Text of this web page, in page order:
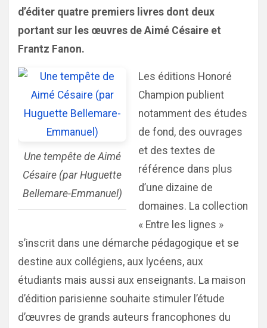
d’éditer quatre premiers livres dont deux
portant sur les œuvres de Aimé Césaire et
Frantz Fanon.
Une tempête de Aimé
Césaire (par Huguette
Bellemare-Emmanuel)
Les éditions Honoré
Champion publient
notamment des études
de fond, des ouvrages
et des textes de
référence dans plus
d’une dizaine de
domaines. La collection
« Entre les lignes »
s’inscrit dans une démarche pédagogique et se
destine aux collégiens, aux lycéens, aux
étudiants mais aussi aux enseignants. La maison
d’édition parisienne souhaite stimuler l’étude
d’œuvres de grands auteurs francophones du